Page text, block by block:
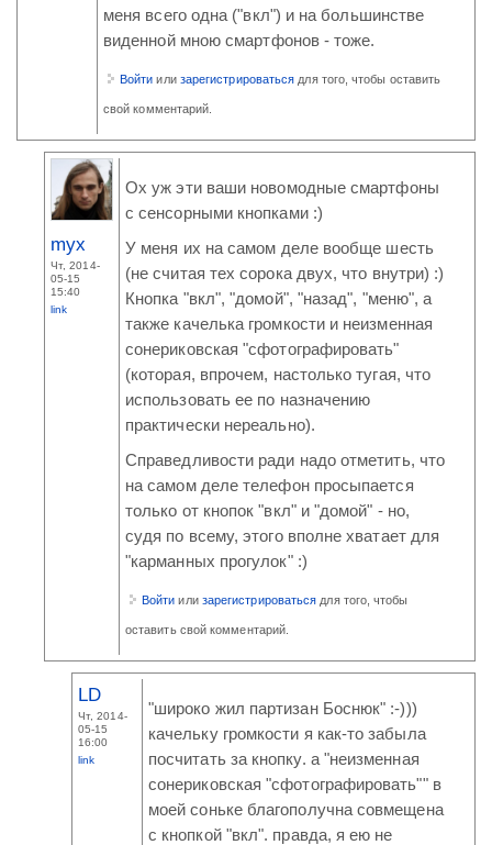
меня всего одна ("вкл") и на большинстве
виденной мною смартфонов - тоже.
Войти или зарегистрироваться для того, чтобы оставить
свой комментарий.
myx
Чт, 2014-
05-15
15:40
link
Ох уж эти ваши новомодные смартфоны
с сенсорными кнопками :)
У меня их на самом деле вообще шесть
(не считая тех сорока двух, что внутри) :)
Кнопка "вкл", "домой", "назад", "меню", а
также качелька громкости и неизменная
сонериковская "сфотографировать"
(которая, впрочем, настолько тугая, что
использовать ее по назначению
практически нереально).
Справедливости ради надо отметить, что
на самом деле телефон просыпается
только от кнопок "вкл" и "домой" - но,
судя по всему, этого вполне хватает для
"карманных прогулок" :)
Войти или зарегистрироваться для того, чтобы
оставить свой комментарий.
LD
Чт, 2014-
05-15
16:00
link
"широко жил партизан Боснюк" :-)))
качельку громкости я как-то забыла
посчитать за кнопку. а "неизменная
сонериковская "сфотографировать"" в
моей соньке благополучна совмещена
с кнопкой "вкл". правда, я ею не